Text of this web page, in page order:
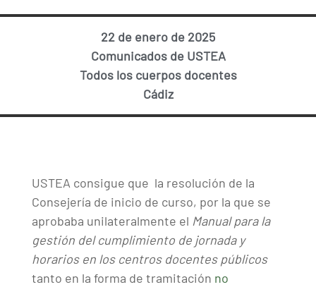
22 de enero de 2025
Comunicados de USTEA
Todos los cuerpos docentes
Cádiz
USTEA consigue que la resolución de la
Consejería de inicio de curso, por la que se
aprobaba unilateralmente el Manual para la
gestión del cumplimiento de jornada y
horarios en los centros docentes públicos
tanto en la forma de tramitación no